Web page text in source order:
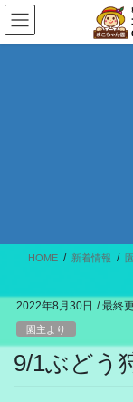
コ
ン
テ
ナ
ビ
ゲ
HOME 新着情報
2022年8月30日 / 最終
園主より
9/1ぶどう